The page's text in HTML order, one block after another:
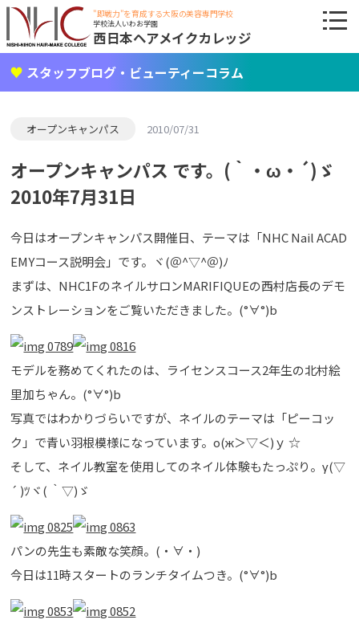
"即戦力"を育成する大阪の美容専門学校
学校法人いわお学園
西日本ヘアメイクカレッジ
スタッフブログ・ビューティーコラム
オープンキャンパス 2010/07/31
オープンキャンパス です。(｀・ω・´)ゞ
2010年7月31日
今日はオープンキャンパス開催日、テーマは「NHC Nail ACAD
EMYコース説明会」です。ヾ(＠^▽^＠)ﾉ
まずは、NHC1FのネイルサロンMARIFIQUEの西村店長のデモ
ンストレーションをご覧いただきました。(°∀°)b
モデルを務めてくれたのは、ライセンスコース2年生の北村絵
里加ちゃん。(°∀°)b
写真ではわかりづらいですが、ネイルのテーマは「ピーコッ
ク」で青い羽根模様になっています。о(ж＞▽＜)ｙ ☆
そして、ネイル教室を使用してのネイル体験もたっぷり。γ(▽
´ )ﾂヾ( ｀▽)ゞ
パンの先生も素敵な笑顔。(・∀・)
今日は11時スタートのランチタイムつき。(°∀°)b